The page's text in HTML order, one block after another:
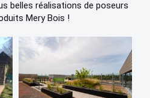
belles réalisations de poseurs
Mery Bois !